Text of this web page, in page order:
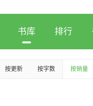
书库 排行
按更新 按字数 按销量